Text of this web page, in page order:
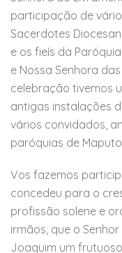
participação de
Sacerdotes
e os fieís da
e Nossa Senhora
celebração tivemos
antigas instalações
vários convidados,
paróquias de
Vos fazemos
concedeu para o
profissão solene e
irmãos, que o
Joaquim um